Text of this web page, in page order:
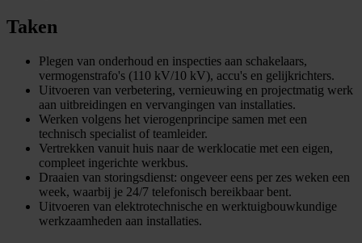
Taken
Plegen van onderhoud en inspecties aan schakelaars,
vermogenstrafo's (110 kV/10 kV), accu's en gelijkrichters.
Uitvoeren van verbetering, vernieuwing en projectmatig werk
aan uitbreidingen en vervangingen van installaties.
Werken volgens het vierogenprincipe samen met een
technisch specialist of teamleider.
Vertrekken vanuit huis naar de werklocatie met een eigen,
compleet ingerichte werkbus.
Draaien van storingsdienst: ongeveer eens per zes weken een
week, waarbij je 24/7 telefonisch bereikbaar bent.
Uitvoeren van elektrotechnische en werktuigbouwkundige
werkzaamheden aan installaties.